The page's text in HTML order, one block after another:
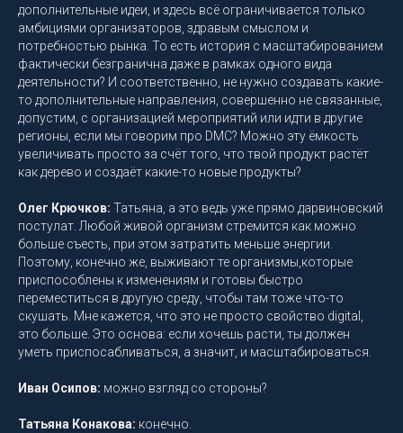
дополнительные идеи, и здесь всё ограничивается только
амбициями организаторов, здравым смыслом и
потребностью рынка. То есть история с масштабированием
фактически безгранична даже в рамках одного вида
деятельности? И соответственно, не нужно создавать какие-
то дополнительные направления, совершенно не связанные,
допустим, с организацией мероприятий или идти в другие
регионы, если мы говорим про DMC? Можно эту ёмкость
увеличивать просто за счёт того, что твой продукт растёт
как дерево и создаёт какие-то новые продукты?
Олег Крючков: Татьяна, а это ведь уже прямо дарвиновский
постулат. Любой живой организм стремится как можно
больше съесть, при этом затратить меньше энергии.
Поэтому, конечно же, выживают те организмы,которые
приспособлены к изменениям и готовы быстро
переместиться в другую среду, чтобы там тоже что-то
скушать. Мне кажется, что это не просто свойство digital,
это больше. Это основа: если хочешь расти, ты должен
уметь приспосабливаться, а значит, и масштабироваться.
Иван Осипов: можно взгляд со стороны?
Татьяна Конакова: конечно.